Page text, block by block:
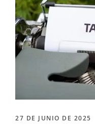
27 DE JUNIO DE 2025